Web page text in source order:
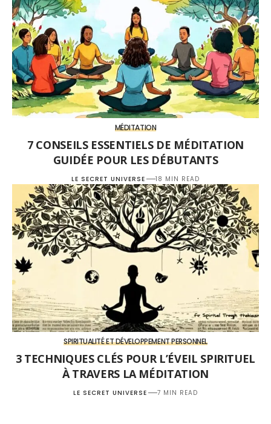
MÉDITATION
7 CONSEILS ESSENTIELS DE MÉDITATION
GUIDÉE POUR LES DÉBUTANTS
LE SECRET UNIVERSE 18 MIN READ
SPIRITUALITÉ ET DÉVELOPPEMENT PERSONNEL
3 TECHNIQUES CLÉS POUR L’ÉVEIL SPIRITUEL
À TRAVERS LA MÉDITATION
LE SECRET UNIVERSE 7 MIN READ